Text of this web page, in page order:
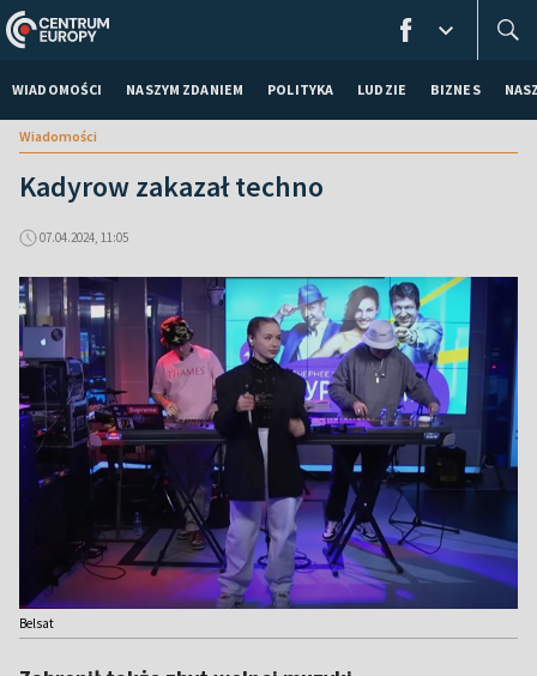
WIADOMOŚCI NASZYM ZDANIEM POLITYKA LUDZIE BIZNES
Wiadomości
Kadyrow zakazał techno
07.04.2024, 11:05
Belsat